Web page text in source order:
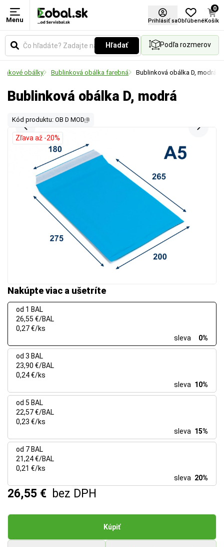
Menu Prihlásiť saObľúbené
0
Košík
Hľadať Podľa rozmerov
obálky Bublinková obálka farebná Bublinková obálka D, modrá
Bublinková obálka D, modrá
Kód produktu: OB D MOD
Nakúpte viac a ušetríte
od 1 BAL
26,55 €/BAL
0,27 €/ks
sleva
0%
od 3 BAL
23,90 €/BAL
0,24 €/ks
sleva 10%
od 5 BAL
22,57 €/BAL
0,23 €/ks
sleva 15%
od 7 BAL
21,24 €/BAL
0,21 €/ks
sleva 20%
26,55 € bez DPH
Kúpiť
Zľava až -20%